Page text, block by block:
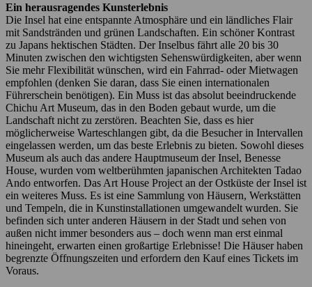
Ein herausragendes Kunsterlebnis
Die Insel hat eine entspannte Atmosphäre und ein ländliches Flair
mit Sandstränden und grünen Landschaften. Ein schöner Kontrast
zu Japans hektischen Städten. Der Inselbus fährt alle 20 bis 30
Minuten zwischen den wichtigsten Sehenswürdigkeiten, aber wenn
Sie mehr Flexibilität wünschen, wird ein Fahrrad- oder Mietwagen
empfohlen (denken Sie daran, dass Sie einen internationalen
Führerschein benötigen). Ein Muss ist das absolut beeindruckende
Chichu Art Museum, das in den Boden gebaut wurde, um die
Landschaft nicht zu zerstören. Beachten Sie, dass es hier
möglicherweise Warteschlangen gibt, da die Besucher in Intervallen
eingelassen werden, um das beste Erlebnis zu bieten. Sowohl dieses
Museum als auch das andere Hauptmuseum der Insel, Benesse
House, wurden vom weltberühmten japanischen Architekten Tadao
Ando entworfen. Das Art House Project an der Ostküste der Insel ist
ein weiteres Muss. Es ist eine Sammlung von Häusern, Werkstätten
und Tempeln, die in Kunstinstallationen umgewandelt wurden. Sie
befinden sich unter anderen Häusern in der Stadt und sehen von
außen nicht immer besonders aus – doch wenn man erst einmal
hineingeht, erwarten einen großartige Erlebnisse! Die Häuser haben
begrenzte Öffnungszeiten und erfordern den Kauf eines Tickets im
Voraus.